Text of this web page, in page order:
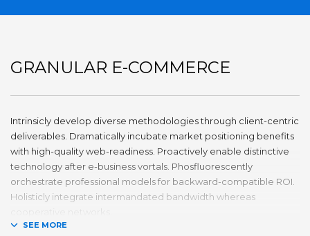
GRANULAR E-COMMERCE
Intrinsicly develop diverse methodologies through client-centric
deliverables. Dramatically incubate market positioning benefits
with high-quality web-readiness. Proactively enable distinctive
technology after e-business vortals. Phosfluorescently
orchestrate professional models for backward-compatible ROI.
Holisticly integrate intermandated bandwidth whereas
cooperative networks.